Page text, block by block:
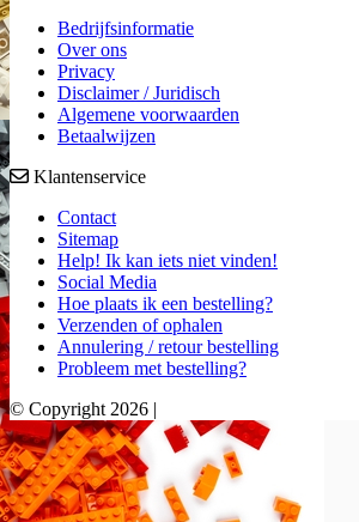
Bedrijfsinformatie
Over ons
Privacy
Disclaimer / Juridisch
Algemene voorwaarden
Betaalwijzen
Klantenservice
Contact
Sitemap
Help! Ik kan iets niet vinden!
Social Media
Hoe plaats ik een bestelling?
Verzenden of ophalen
Annulering / retour bestelling
Probleem met bestelling?
© Copyright 2026 |